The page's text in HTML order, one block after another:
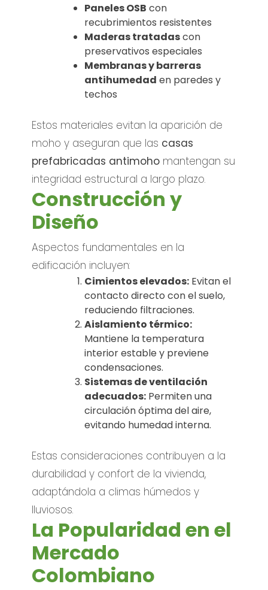
Paneles OSB con
recubrimientos resistentes
Maderas tratadascon
preservativos especiales
Membranas y barreras
antihumedad en paredes y
techos
Estos materiales evitan la aparición de
moho y aseguran que las casas
prefabricadas antimoho mantengan su
integridad estructural a largo plazo.
Construcción y
Diseño
Aspectos fundamentales en la
edificación incluyen:
Cimientos elevados: Evitan el
contacto directo con el suelo,
reduciendo filtraciones.
Aislamiento térmico:
Mantiene la temperatura
interior estable y previene
condensaciones.
Sistemas de ventilación
adecuados: Permiten una
circulación óptima del aire,
evitando humedad interna.
Estas consideraciones contribuyen a la
durabilidad y confort de la vivienda,
adaptándola a climas húmedos y
lluviosos.
La Popularidad en el
Mercado
Colombiano